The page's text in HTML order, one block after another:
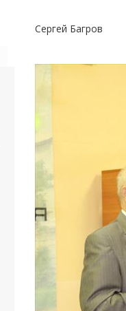
Сергей Багров